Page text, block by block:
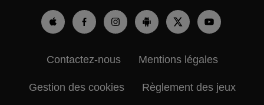
Contactez-nous Mentions légales
Gestion des cookies Règlement des jeux